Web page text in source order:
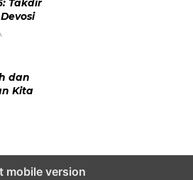
Takdir
dan
Kita
mobile version